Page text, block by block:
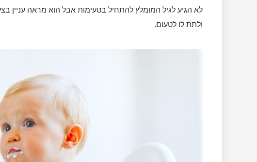
לא הגיע לגיל המומלץ להתחיל בטעימות אבל הוא מראה עניין
ולתת לו לטעום.